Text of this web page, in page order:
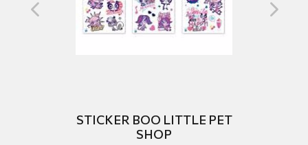
STICKER BOO LITTLE PET
SHOP